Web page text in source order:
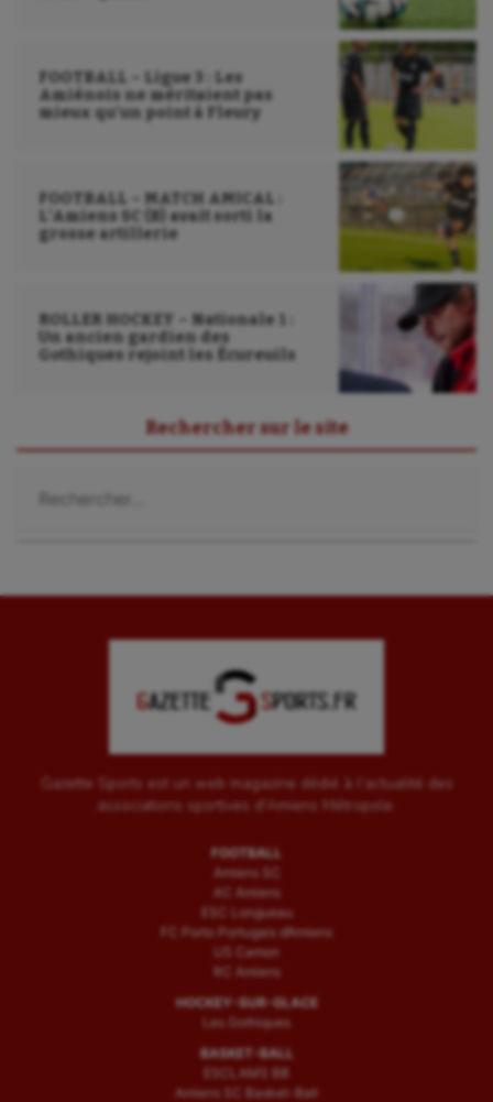
Water-polo
FOOTBALL – Ligue 3 : Les
Amiénois ne méritaient pas
mieux qu’un point à Fleury
FOOTBALL – MATCH AMICAL :
L’Amiens SC (B) avait sorti la
grosse artillerie
ROLLER HOCKEY – Nationale 1 :
Un ancien gardien des
Gothiques rejoint les Écureuils
Rechercher sur le site
Gazette Sports est un web magazine dédié à l'actualité des
associations sportives d'Amiens Métropole.
FOOTBALL
Amiens SC
AC Amiens
ESC Longueau
FC Porto Portugais d’Amiens
US Camon
RC Amiens
HOCKEY-SUR-GLACE
Les Gothiques
BASKET-BALL
ESCLAMS BB
Amiens SC Basket-Ball